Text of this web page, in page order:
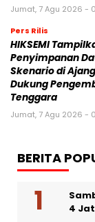
Jumat, 7 Agu 2026 -
Pers Rilis
HIKSEMI
Penyimpanan
Skenario di
Dukung
Tenggara
Jumat, 7 Agu 2026 -
BERITA
4